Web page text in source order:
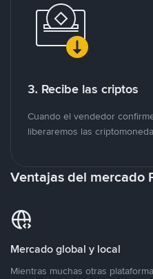
3. Recibe las criptos
Cuando el vendedor
liberaremos las
Ventajas del mercado
Mercado global y local
Mientras muchas otras